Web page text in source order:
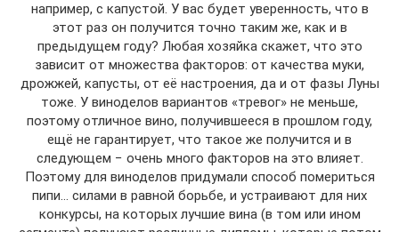
например, с капустой. У вас будет уверенность, что в
этот раз он получится точно таким же, как и в
предыдущем году? Любая хозяйка скажет, что это
зависит от множества факторов: от качества муки,
дрожжей, капусты, от её настроения, да и от фазы Луны
тоже. У виноделов вариантов «тревог» не меньше,
поэтому отличное вино, получившееся в прошлом году,
ещё не гарантирует, что такое же получится и в
следующем − очень много факторов на это влияет.
Поэтому для виноделов придумали способ помериться
пипи… силами в равной борьбе, и устраивают для них
конкурсы, на которых лучшие вина (в том или ином